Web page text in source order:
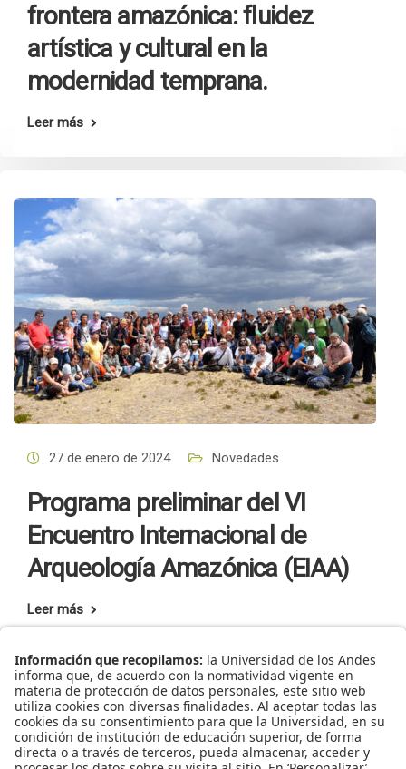
frontera amazónica: fluidez
artística y cultural en la
modernidad temprana.
Leer más
27 de enero de 2024 Novedades
Programa preliminar del VI
Encuentro Internacional de
Arqueología Amazónica (EIAA)
Leer más
Inicio
Presentación